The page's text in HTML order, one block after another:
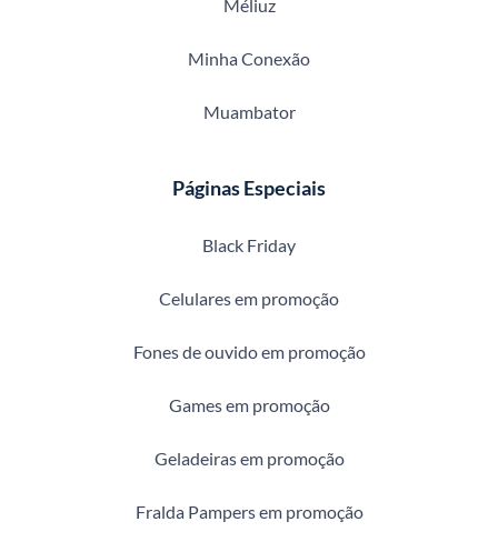
Méliuz
Minha Conexão
Muambator
Páginas Especiais
Black Friday
Celulares em promoção
Fones de ouvido em promoção
Games em promoção
Geladeiras em promoção
Fralda Pampers em promoção